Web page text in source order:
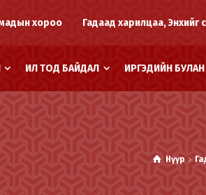
хороо Гадаад харилцаа, Энхийг
ИЛ ТОД БАЙДАЛ ИРГЭДИЙН БУЛАН
Нүүр